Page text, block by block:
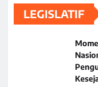
LEGISLATIF